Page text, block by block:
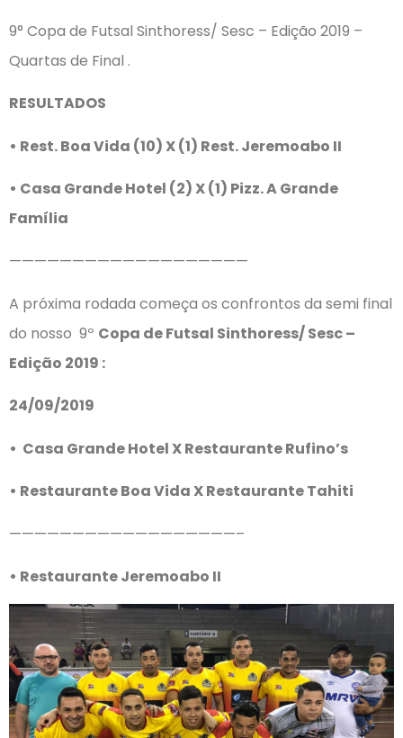
9° Copa de Futsal Sinthoress/ Sesc – Edição 2019 –
Quartas de Final .
RESULTADOS
• Rest. Boa Vida (10) X (1) Rest. Jeremoabo II
• Casa Grande Hotel (2) X (1) Pizz. A Grande
Família
———————————————————
A próxima rodada começa os confrontos da semi final
do nosso 9º Copa de Futsal Sinthoress/ Sesc –
Edição 2019 :
24/09/2019
• Casa Grande Hotel X Restaurante Rufino’s
• Restaurante Boa Vida X Restaurante Tahiti
——————————————————–
• Restaurante Jeremoabo II